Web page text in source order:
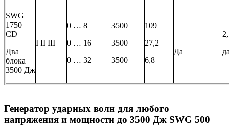
SWG
1750
CD
Два
блока
3500 Дж
I II III
0 … 8
0 … 16
0 … 32
3500
3500
3500
109
27,2
6,8
Да
Генератор ударных волн для любого
напряжения и мощности до 3500 Дж SWG 500